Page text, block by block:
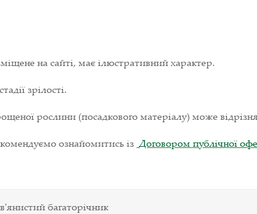
на сайті, має ілюстративний характер.
зрілості.
рослини (посадкового матеріалу) може
ознайомитись із Договором публічної
багаторічник